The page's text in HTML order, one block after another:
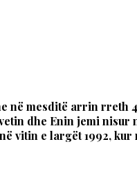
në mesditë arrin
dhe Enin jemi
vitin e largët 1992,